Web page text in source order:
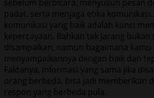
sebelum berbicara, menyusun pesan
padat, serta menjaga etika
komunikasi yang baik adalah kunci
kepercayaan. Bahkan tak jarang bukan
disampaikan, namun bagaimana kamu
menyampaikannya dengan baik dan
Faktanya, informasi yang sama jika
orang berbeda, bisa jadi memberikan
respon yang berbeda pula.